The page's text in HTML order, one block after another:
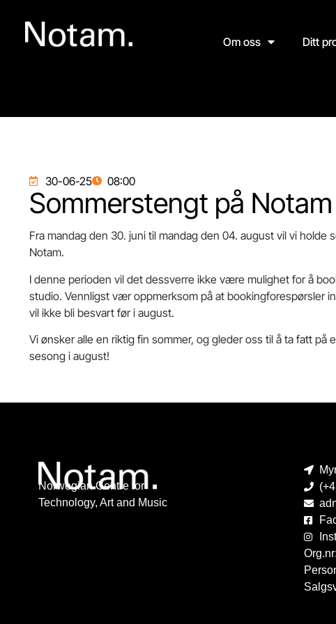
Om oss Ditt
30-06-25 08:00
Sommerstengt på Notam
Fra mandag den 30. juni til mandag den 04. august vil vi holde
Notam.
I denne perioden vil det dessverre ikke være mulighet for å
studio. Vennligst vær oppmerksom på at bookingforespørsler
vil ikke bli besvart før i august.
Vi ønsker alle en riktig fin sommer, og gleder oss til å ta fatt på
sesong i august!
Norwegian Centre for
Technology, Art and Music